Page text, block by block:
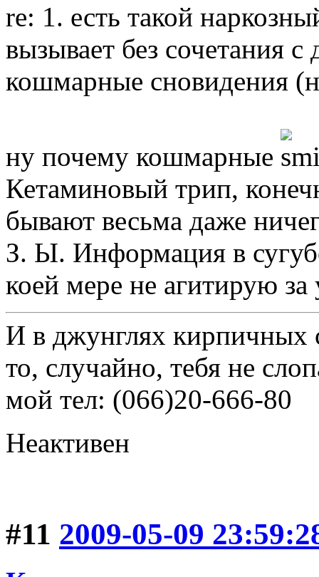
re: 1. есть такой
вызывает без сочетания
кошмарные сновидения
ну почему кошмарные
Кетаминовый трип,
бывают весьма даже
З. Ы. Информация в
коей мере не агитирую за
И в джунглях кирпичных
то, случайно, тебя не
мой тел: (066)20-666-80
Неактивен
#11 2009-05-09